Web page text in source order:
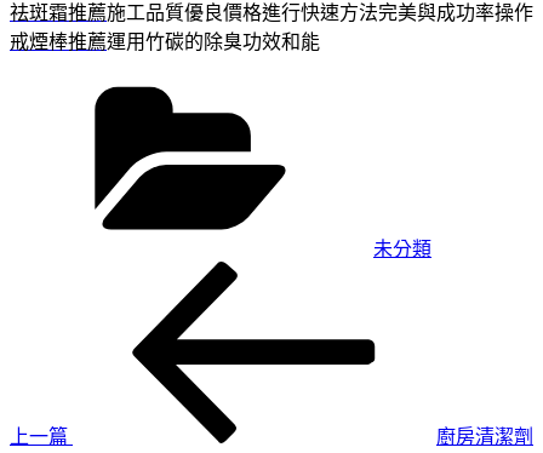
祛斑霜推薦施工品質優良價格進行快速方法完美與成功率操作
戒煙棒推薦運用竹碳的除臭功效和能
未分類
上一篇
廚房清潔劑